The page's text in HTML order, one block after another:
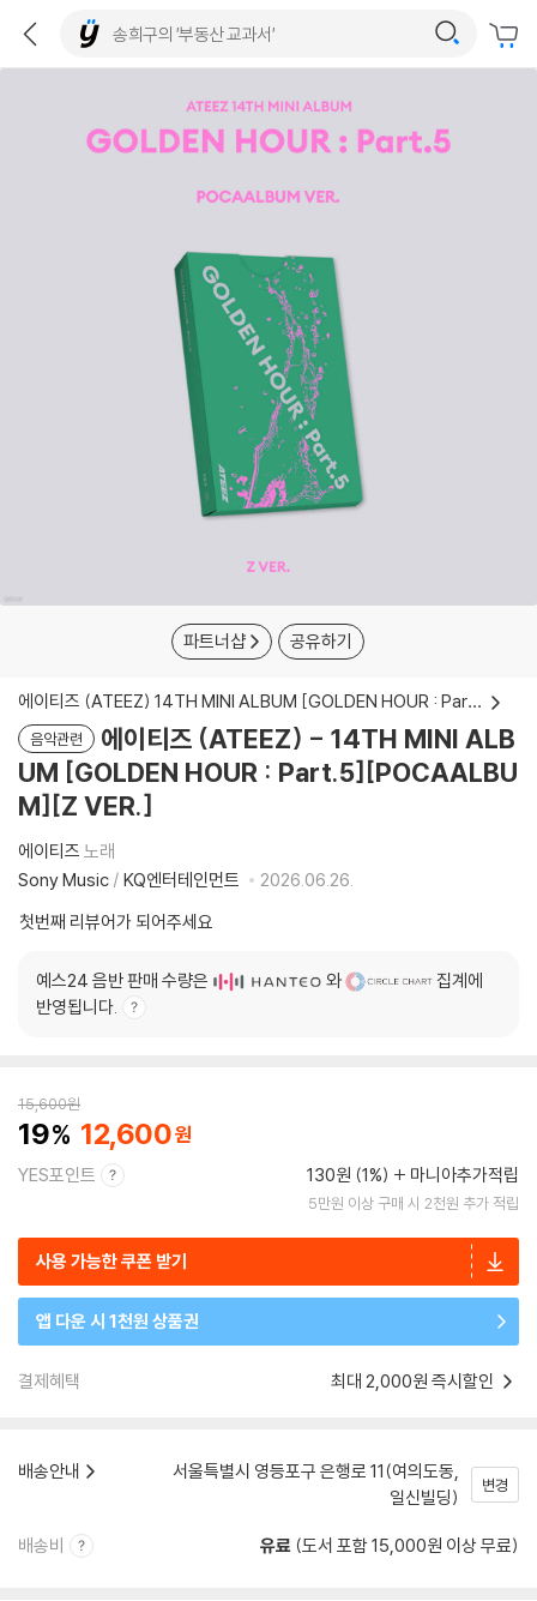
파트너샵 공유하기
에이티즈 (ATEEZ) 14TH MINI ALBUM [GOLDEN HOUR : Part.5]
음악관련
에이티즈 (ATEEZ) - 14TH MINI ALB
UM [GOLDEN HOUR : Part.5][POCAALBU
M][Z VER.]
에이티즈 노래
Sony Music / KQ엔터테인먼트
2026.06.26.
첫번째 리뷰어가 되어주세요
예스24 음반 판매 수량은 와
집계에
반영됩니다.
15,600원
19 12,600
YES포인트 130원 (1%) 마니아추가적립
5만원 이상 구매 시 2천원 추가 적립
사용 가능한 쿠폰 받기
앱 다운 시 1천원 상품권
결제혜택 최대 2,000원 즉시할인
배송안내
서울특별시 영등포구 은행로 11(여의도동,
일신빌딩)
변경
배송비 유료 (도서 포함 15,000원 이상 무료)